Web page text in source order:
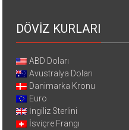
DÖVİZ KURLARI
ABD Doları
Avustralya Doları
Danimarka Kronu
Euro
İngiliz Sterlini
İsviçre Frangı